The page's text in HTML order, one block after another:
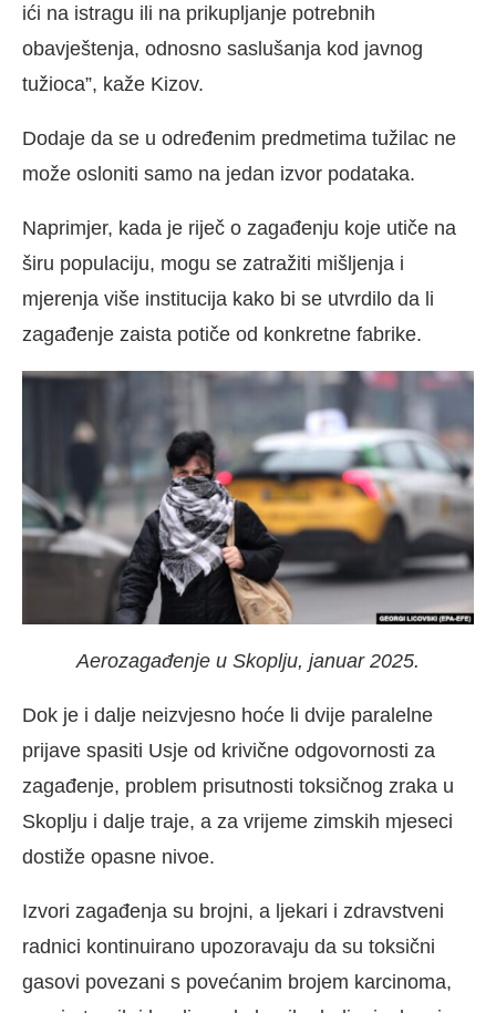
ići na istragu ili na prikupljanje potrebnih
obavještenja, odnosno saslušanja kod javnog
tužioca”, kaže Kizov.
Dodaje da se u određenim predmetima tužilac ne
može osloniti samo na jedan izvor podataka.
Naprimjer, kada je riječ o zagađenju koje utiče na
širu populaciju, mogu se zatražiti mišljenja i
mjerenja više institucija kako bi se utvrdilo da li
zagađenje zaista potiče od konkretne fabrike.
Aerozagađenje u Skoplju, januar 2025.
Dok je i dalje neizvjesno hoće li dvije paralelne
prijave spasiti Usje od krivične odgovornosti za
zagađenje, problem prisutnosti toksičnog zraka u
Skoplju i dalje traje, a za vrijeme zimskih mjeseci
dostiže opasne nivoe.
Izvori zagađenja su brojni, a ljekari i zdravstveni
radnici kontinuirano upozoravaju da su toksični
gasovi povezani s povećanim brojem karcinoma,